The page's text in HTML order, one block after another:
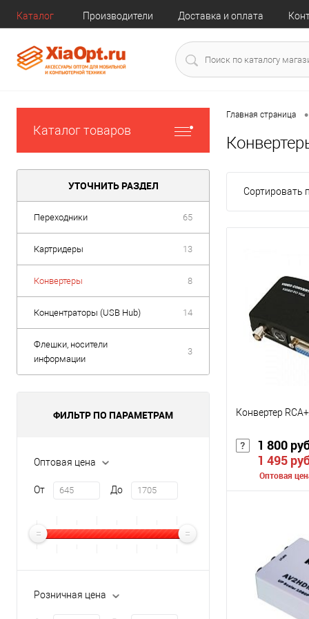
Каталог Производители Доставка и оплата
Каталог товаров
УТОЧНИТЬ РАЗДЕЛ
Переходники 65
Картридеры 13
Конвертеры 8
Концентраторы (USB Hub) 14
Флешки, носители
информации
3
ФИЛЬТР ПО ПАРАМЕТРАМ
Оптовая цена
От До
Розничная цена
Главная страница •
Сортировать
Конвертер
1 800
1 495
Оптовая
К сравнению
В избранное